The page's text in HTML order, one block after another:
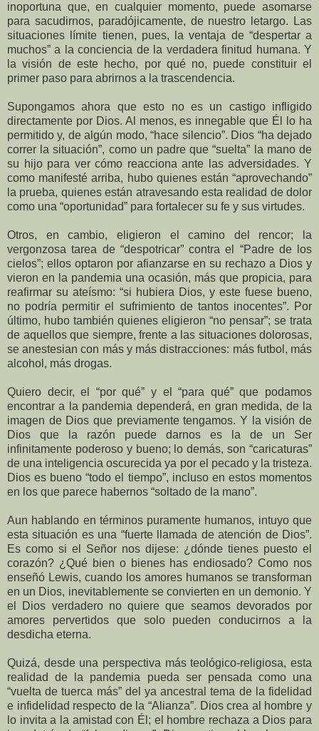
inoportuna que, en cualquier momento, puede asomarse
para sacudirnos, paradójicamente, de nuestro letargo. Las
situaciones límite tienen, pues, la ventaja de “despertar a
muchos” a la conciencia de la verdadera finitud humana. Y
la visión de este hecho, por qué no, puede constituir el
primer paso para abrirnos a la trascendencia.
Supongamos ahora que esto no es un castigo infligido
directamente por Dios. Al menos, es innegable que Él lo ha
permitido y, de algún modo, “hace silencio”. Dios “ha dejado
correr la situación”, como un padre que “suelta” la mano de
su hijo para ver cómo reacciona ante las adversidades. Y
como manifesté arriba, hubo quienes están “aprovechando”
la prueba, quienes están atravesando esta realidad de dolor
como una “oportunidad” para fortalecer su fe y sus virtudes.
Otros, en cambio, eligieron el camino del rencor; la
vergonzosa tarea de “despotricar” contra el “Padre de los
cielos”; ellos optaron por afianzarse en su rechazo a Dios y
vieron en la pandemia una ocasión, más que propicia, para
reafirmar su ateísmo: “si hubiera Dios, y este fuese bueno,
no podría permitir el sufrimiento de tantos inocentes”. Por
último, hubo también quienes eligieron “no pensar”; se trata
de aquellos que siempre, frente a las situaciones dolorosas,
se anestesian con más y más distracciones: más futbol, más
alcohol, más drogas.
Quiero decir, el “por qué” y el “para qué” que podamos
encontrar a la pandemia dependerá, en gran medida, de la
imagen de Dios que previamente tengamos. Y la visión de
Dios que la razón puede darnos es la de un Ser
infinitamente poderoso y bueno; lo demás, son “caricaturas”
de una inteligencia oscurecida ya por el pecado y la tristeza.
Dios es bueno “todo el tiempo”, incluso en estos momentos
en los que parece habernos “soltado de la mano”.
Aun hablando en términos puramente humanos, intuyo que
esta situación es una “fuerte llamada de atención de Dios”.
Es como si el Señor nos dijese: ¿dónde tienes puesto el
corazón? ¿Qué bien o bienes has endiosado? Como nos
enseñó Lewis, cuando los amores humanos se transforman
en un Dios, inevitablemente se convierten en un demonio. Y
el Dios verdadero no quiere que seamos devorados por
amores pervertidos que solo pueden conducirnos a la
desdicha eterna.
Quizá, desde una perspectiva más teológico-religiosa, esta
realidad de la pandemia pueda ser pensada como una
“vuelta de tuerca más” del ya ancestral tema de la fidelidad
e infidelidad respecto de la “Alianza”. Dios crea al hombre y
lo invita a la amistad con Él; el hombre rechaza a Dios para